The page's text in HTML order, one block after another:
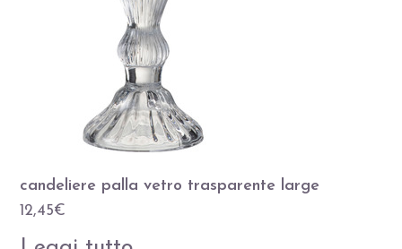
candeliere palla vetro trasparente large
12,45€